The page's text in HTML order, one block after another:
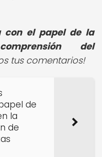
con el papel de la
del
tus comentarios!
de
la
de